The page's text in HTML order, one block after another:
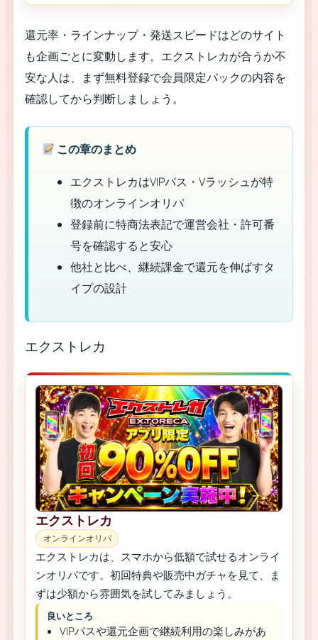
還元率・ラインナップ・発送スピードはどのサイト
も企画ごとに変動します。エクストレカが合うか不
安な人は、まず無料登録で会員限定パックの内容を
確認してから判断しましょう。
この章のまとめ
エクストレカはVIPパス・Vラッシュが特
徴のオンラインオリパ
登録前に特商法表記で運営会社・許可番
号を確認すると安心
他社と比べ、継続課金で還元を伸ばすタ
イプの設計
エクストレカ
エクストレカ
オンラインオリパ
エクストレカは、スマホから低額で試せるオンライ
ンオリパです。初回特典や販売中ガチャを見て、ま
ずは少額から雰囲気を試してみましょう。
良いところ
VIPパスや還元企画で継続利用の楽しみがあ